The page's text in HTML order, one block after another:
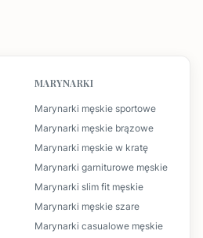
MARYNARKI
Marynarki męskie sportowe
Marynarki męskie brązowe
Marynarki męskie w kratę
Marynarki garniturowe męskie
Marynarki slim fit męskie
Marynarki męskie szare
Marynarki casualowe męskie